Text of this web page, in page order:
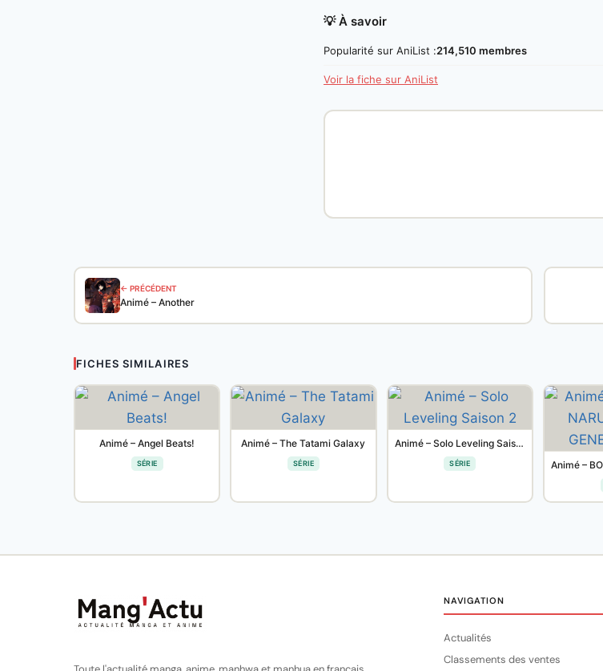
💡 À savoir
Popularité sur AniList :214,510 membres
Voir la fiche sur AniList
← PRÉCÉDENT
Animé – Another
FICHES SIMILAIRES
Animé – Angel Beats!
SÉRIE
Animé – The Tatami Galaxy
SÉRIE
Animé – Solo Leveling Saison 2
SÉRIE
NAVIGATION
Actualités
Classements des ventes